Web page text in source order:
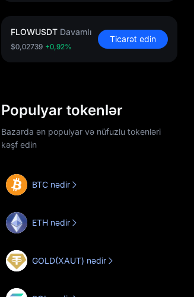
FLOWUSDT Davamlı
$0,02739 +0,92%
Ticarət edin
Populyar tokenlər
Bazarda ən populyar və nüfuzlu tokenləri
kəşf edin
BTC nədir
ETH nədir
GOLD(XAUT) nədir